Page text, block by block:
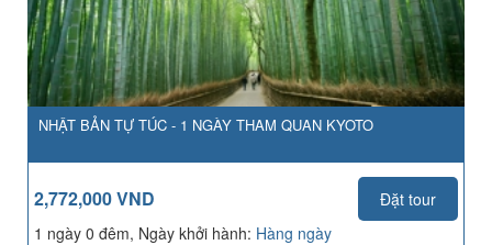
NHẬT BẢN TỰ TÚC - 1 NGÀY THAM QUAN KYOTO
2,772,000 VND
Đặt tour
1 ngày 0 đêm, Ngày khởi hành: Hàng ngày